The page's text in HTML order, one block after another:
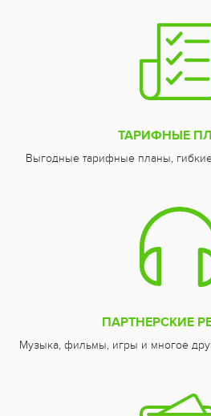
ТАРИФНЫЕ
Выгодные тарифные планы,
ПАРТНЕРСКИЕ
Музыка, фильмы, игры и многое